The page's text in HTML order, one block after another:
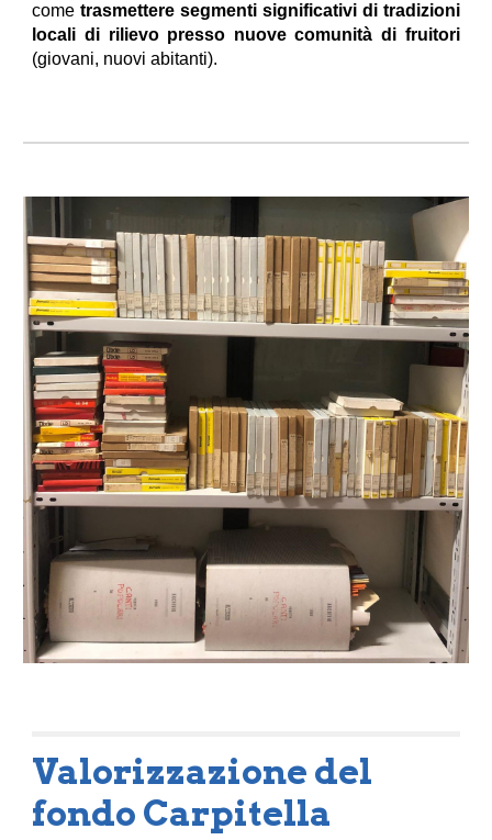
cometrasmettere segmenti significativi di tradizioni
locali di rilievo presso nuove comunità di fruitori
(giovani, nuovi abitanti).
Valorizzazione del
fondo Carpitella